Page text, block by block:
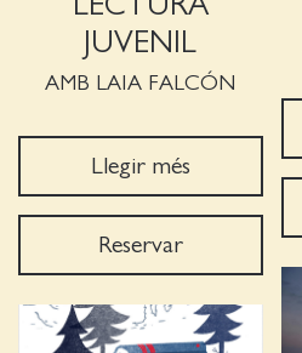
JUVENIL
AMB LAIA FALCÓN
Llegir més
Reservar